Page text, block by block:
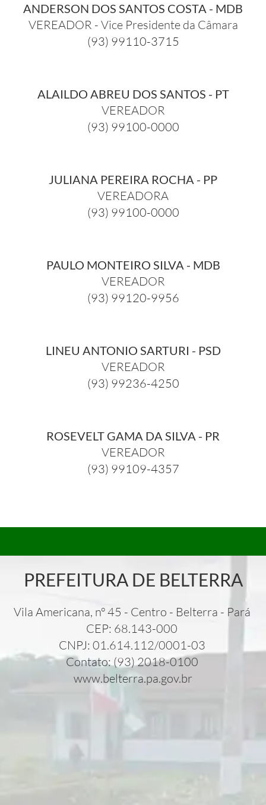
ANDERSON DOS SANTOS COSTA - MDB
VEREADOR - Vice Presidente da Câmara
(93) 99110-3715
ALAILDO ABREU DOS SANTOS - PT
VEREADOR
(93) 99100-0000
JULIANA PEREIRA ROCHA - PP
VEREADORA
(93) 99100-0000
PAULO MONTEIRO SILVA - MDB
VEREADOR
(93) 99120-9956
LINEU ANTONIO SARTURI - PSD
VEREADOR
(93) 99236-4250
ROSEVELT GAMA DA SILVA - PR
VEREADOR
(93) 99109-4357
PREFEITURA DE BELTERRA
Vila Americana, nº 45 - Centro - Belterra - Pará
CEP: 68.143-000
CNPJ: 01.614.112/0001-03
Contato: (93) 2018-0100
www.belterra.pa.gov.br